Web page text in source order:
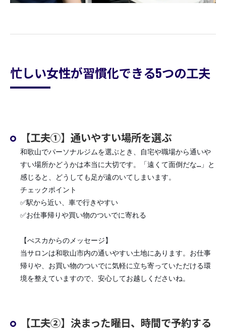
忙しい女性が習慣化できる5つの工夫
【工夫①】通いやすい場所を選ぶ
和歌山でパーソナルジムを選ぶとき、自宅や職場から通いや
すい場所かどうかは本当に大切です。「遠くて面倒だな…」と
感じると、どうしても足が遠のいてしまいます。
チェックポイント
✅駅から近い、車で行きやすい
✅お仕事帰りや買い物のついでに寄れる
【ぺスカからのメッセージ】
当サロンは和歌山市内の通いやすい土地にあります。お仕事
帰りや、お買い物のついでに気軽に立ち寄っていただける環
境を整えていますので、安心してお越しくださいね。
【工夫②】決まった曜日、時間で予約する